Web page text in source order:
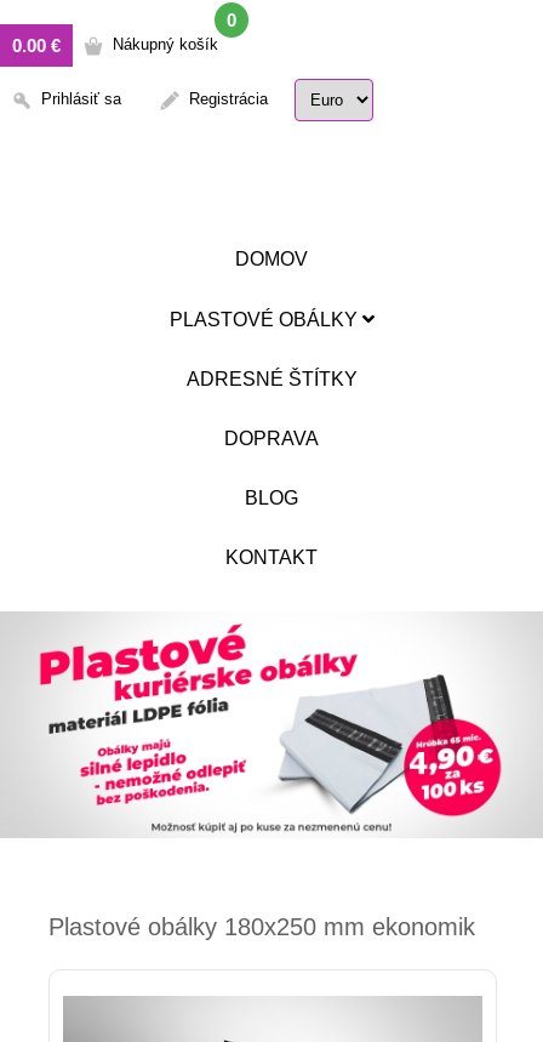
0.00 € Nákupný košík
0
Prihlásiť sa Registrácia
DOMOV
PLASTOVÉ OBÁLKY
ADRESNÉ ŠTÍTKY
DOPRAVA
BLOG
KONTAKT
Plastové obálky 180x250 mm ekonomik